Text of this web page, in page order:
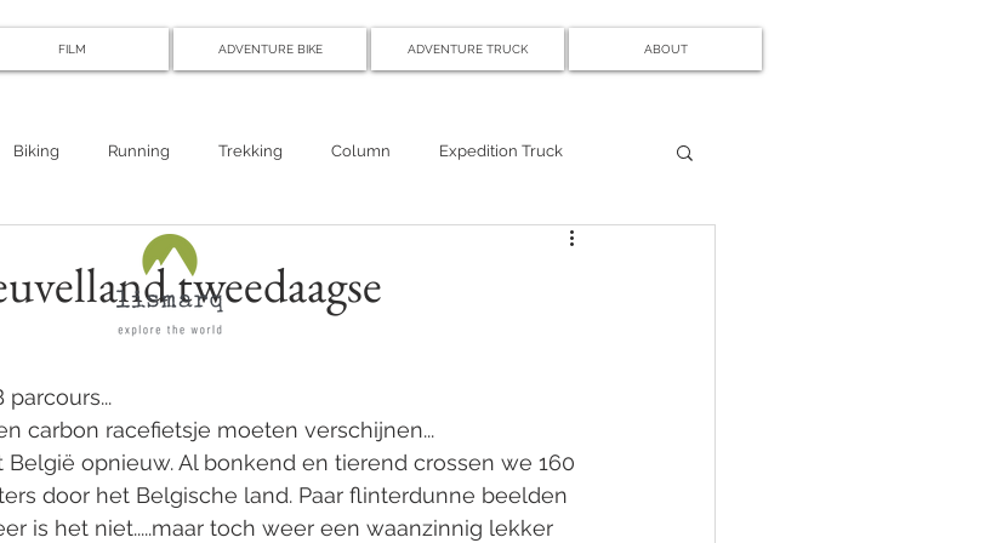
FILM ADVENTURE BIKE ADVENTURE TRUCK ABOUT
Biking Running Trekking Column Expedition Truck
tweedaagse
carbon racefietsje moeten verschijnen...
opnieuw. Al bonkend en tierend crossen we 160
door het Belgische land. Paar flinterdunne beelden
is het niet.....maar toch weer een waanzinnig lekker